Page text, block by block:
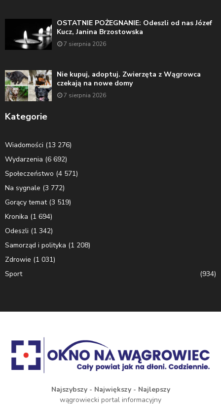
OSTATNIE POŻEGNANIE: Odeszli od nas Józef
Kucz, Janina Brzostowska
7 sierpnia 2026
Nie kupuj, adoptuj. Zwierzęta z Wągrowca
czekają na nowe domy
7 sierpnia 2026
Kategorie
Wiadomości (13 276)
Wydarzenia (6 692)
Społeczeństwo (4 571)
Na sygnale (3 772)
Gorący temat(3 519)
Kronika (1 694)
Odeszli (1 342)
Samorząd i polityka (1 208)
Zdrowie (1 031)
Sport
(934)
Najszybszy - Największy - Najlepszy
wągrowiecki portal informacyjny